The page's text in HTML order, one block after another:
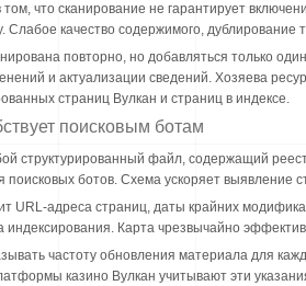
том, что сканирование не гарантирует
Слабое качество содержимого,
повторно, но добавляться только
и актуализации сведений. Хозяева
страниц Вулкан и страниц в индексе.
поисковым ботам
структурированный файл, содержащий
ботов. Схема ускоряет выявление
URL-адреса страниц, даты крайних
индексирования. Карта чрезвычайно
частоту обновления материала для
казино Вулкан учитывают эти